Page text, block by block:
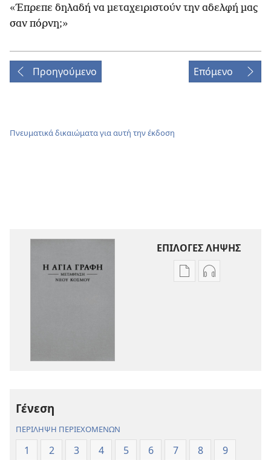
«Έπρεπε δηλαδή να μεταχειριστούν την αδελφή μας
σαν πόρνη;»
Προηγούμενο Επόμενο
Πνευματικά δικαιώματα για αυτή την έκδοση
ΕΠΙΛΟΓΕΣ ΛΗΨΗΣ
Επιλογές
2017)
Επιλογές
2017)
Γένεση
ΠΕΡΙΛΗΨΗ ΠΕΡΙΕΧΟΜΕΝΩΝ
1 2 3 4 5 6 7 8
9